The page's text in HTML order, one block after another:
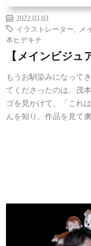
2022.03.03
イラストレーター
メ
本ヒデキチ
【メインビジュ
もうお馴染みになって
てくださったのは、茂
ゴを見かけて、「これ
んを知り、作品を見て